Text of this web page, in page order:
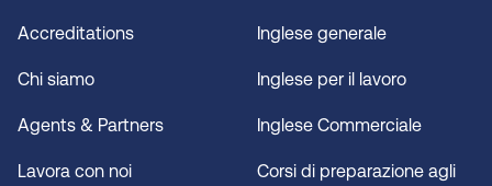
Accreditations
Chi siamo
Agents & Partners
Lavora con noi
Inglese generale
Inglese per il lavoro
Inglese Commerciale
Corsi di preparazione agli